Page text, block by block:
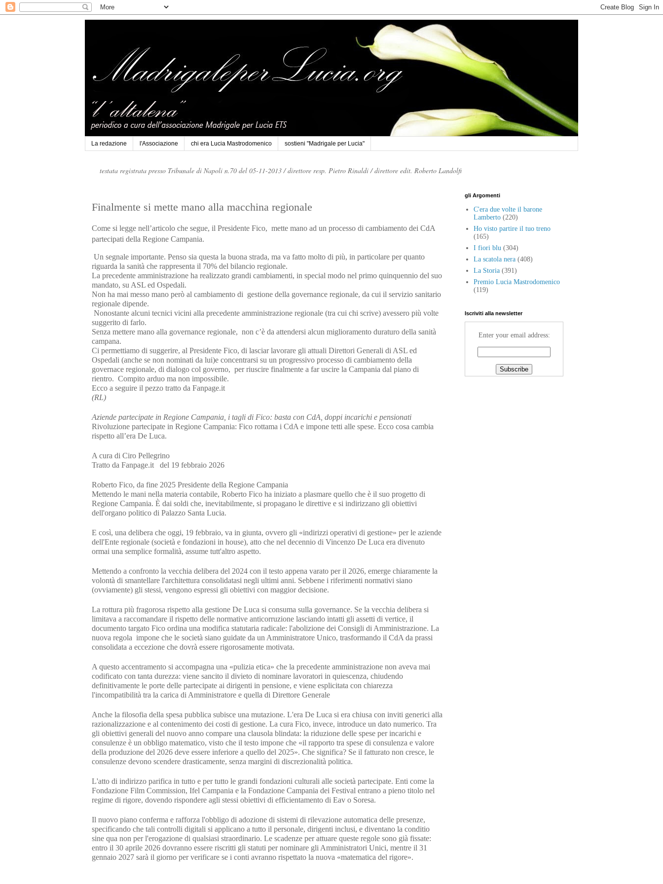
La redazione l'Associazione chi era Lucia Mastrodomenico sostieni "Madrigale per Lucia"
testata registrata presso Tribunale di Napoli n.70 del 05-11-2013 /direttore resp. Pietro Rinaldi /direttore edit. Roberto Landolfi
Finalmente si mette mano alla macchina regionale
Come si legge nell’articolo che segue, il Presidente Fico, mette mano ad un processo di cambiamento dei CdA
partecipati della Regione Campania.
Un segnale importante. Penso sia questa la buona strada, ma va fatto molto di più, in particolare per quanto
riguarda la sanità che rappresenta il 70% del bilancio regionale.
La precedente amministrazione ha realizzato grandi cambiamenti, in special modo nel primo quinquennio del suo
mandato, su ASL ed Ospedali.
Non ha mai messo mano però al cambiamento di gestione della governance regionale, da cui il servizio sanitario
regionale dipende.
Nonostante alcuni tecnici vicini alla precedente amministrazione regionale (tra cui chi scrive) avessero più volte
suggerito di farlo.
Senza mettere mano alla governance regionale, non c’è da attendersi alcun miglioramento duraturo della sanità
campana.
Ci permettiamo di suggerire, al Presidente Fico, di lasciar lavorare gli attuali Direttori Generali di ASL ed
Ospedali (anche se non nominati da lui)e concentrarsi su un progressivo processo di cambiamento della
governace regionale, di dialogo col governo, per riuscire finalmente a far uscire la Campania dal piano di
rientro. Compito arduo ma non impossibile.
Ecco a seguire il pezzo tratto da Fanpage.it
(RL)
Aziende partecipate in Regione Campania, i tagli di Fico: basta con CdA, doppi incarichi e pensionati
Rivoluzione partecipate in Regione Campania: Fico rottama i CdA e impone tetti alle spese. Ecco cosa cambia
rispetto all’era De Luca.
A cura di Ciro Pellegrino
Tratto da Fanpage.it del 19 febbraio 2026
Roberto Fico, da fine 2025 Presidente della Regione Campania
Mettendo le mani nella materia contabile, Roberto Fico ha iniziato a plasmare quello che è il suo progetto di
Regione Campania. È dai soldi che, inevitabilmente, si propagano le direttive e si indirizzano gli obiettivi
dell'organo politico di Palazzo Santa Lucia.
E così, una delibera che oggi, 19 febbraio, va in giunta, ovvero gli «indirizzi operativi di gestione» per le aziende
dell'Ente regionale (società e fondazioni in house), atto che nel decennio di Vincenzo De Luca era divenuto
ormai una semplice formalità, assume tutt'altro aspetto.
Mettendo a confronto la vecchia delibera del 2024 con il testo appena varato per il 2026, emerge chiaramente la
volontà di smantellare l'architettura consolidatasi negli ultimi anni. Sebbene i riferimenti normativi siano
(ovviamente) gli stessi, vengono espressi gli obiettivi con maggior decisione.
La rottura più fragorosa rispetto alla gestione De Luca si consuma sulla governance. Se la vecchia delibera si
limitava a raccomandare il rispetto delle normative anticorruzione lasciando intatti gli assetti di vertice, il
documento targato Fico ordina una modifica statutaria radicale: l'abolizione dei Consigli di Amministrazione. La
nuova regola impone che le società siano guidate da un Amministratore Unico, trasformando il CdA da prassi
consolidata a eccezione che dovrà essere rigorosamente motivata.
A questo accentramento si accompagna una «pulizia etica» che la precedente amministrazione non aveva mai
codificato con tanta durezza: viene sancito il divieto di nominare lavoratori in quiescenza, chiudendo
definitivamente le porte delle partecipate ai dirigenti in pensione, e viene esplicitata con chiarezza
l'incompatibilità tra la carica di Amministratore e quella di Direttore Generale
Anche la filosofia della spesa pubblica subisce una mutazione. L'era De Luca si era chiusa con inviti generici alla
razionalizzazione e al contenimento dei costi di gestione. La cura Fico, invece, introduce un dato numerico. Tra
gli obiettivi generali del nuovo anno compare una clausola blindata: la riduzione delle spese per incarichi e
consulenze è un obbligo matematico, visto che il testo impone che «il rapporto tra spese di consulenza e valore
della produzione del 2026 deve essere inferiore a quello del 2025». Che significa? Se il fatturato non cresce, le
consulenze devono scendere drasticamente, senza margini di discrezionalità politica.
L'atto di indirizzo parifica in tutto e per tutto le grandi fondazioni culturali alle società partecipate. Enti come la
Fondazione Film Commission, Ifel Campania e la Fondazione Campania dei Festival entrano a pieno titolo nel
regime di rigore, dovendo rispondere agli stessi obiettivi di efficientamento di Eav o Soresa.
Il nuovo piano conferma e rafforza l'obbligo di adozione di sistemi di rilevazione automatica delle presenze,
specificando che tali controlli digitali si applicano a tutto il personale, dirigenti inclusi, e diventano la conditio
sine qua non per l'erogazione di qualsiasi straordinario. Le scadenze per attuare queste regole sono già fissate:
entro il 30 aprile 2026 dovranno essere riscritti gli statuti per nominare gli Amministratori Unici, mentre il 31
gennaio 2027 sarà il giorno per verificare se i conti avranno rispettato la nuova «matematica del rigore».
gli Argomenti
C'era due volte il barone
Lamberto (220)
Ho visto partire il tuo treno
(165)
I fiori blu (304)
La scatola nera (408)
La Storia (391)
Premio Lucia Mastrodomenico
(119)
Iscriviti alla newsletter
Enter your email address: